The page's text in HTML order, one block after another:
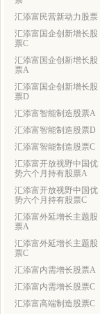
汇添富民营新动力股票
汇添富国企创新增长股
票C
汇添富国企创新增长股
票A
汇添富国企创新增长股
票D
汇添富智能制造股票A
汇添富智能制造股票D
汇添富智能制造股票C
汇添富开放视野中国优
势六个月持有股票A
汇添富开放视野中国优
势六个月持有股票C
汇添富外延增长主题股
票A
汇添富外延增长主题股
票C
汇添富内需增长股票A
汇添富内需增长股票C
汇添富高端制造股票C